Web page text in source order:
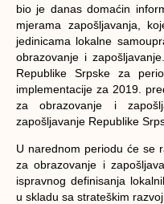
bio je danas domaćin
mjerama zapošljavanja,
jedinicama lokalne
obrazovanje i
Republike Srpske za
implementacije za 2019.
za obrazovanje i
zapošljavanje Republike
U narednom periodu će se
za obrazovanje i
ispravnog definisanja
u skladu sa strateškim